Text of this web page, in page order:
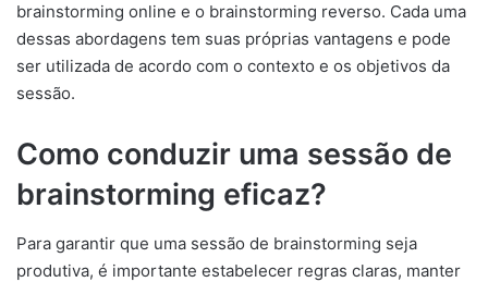
brainstorming online e o brainstorming reverso. Cada uma
dessas abordagens tem suas próprias vantagens e pode
ser utilizada de acordo com o contexto e os objetivos da
sessão.
Como conduzir uma sessão de
brainstorming eficaz?
Para garantir que uma sessão de brainstorming seja
produtiva, é importante estabelecer regras claras, manter